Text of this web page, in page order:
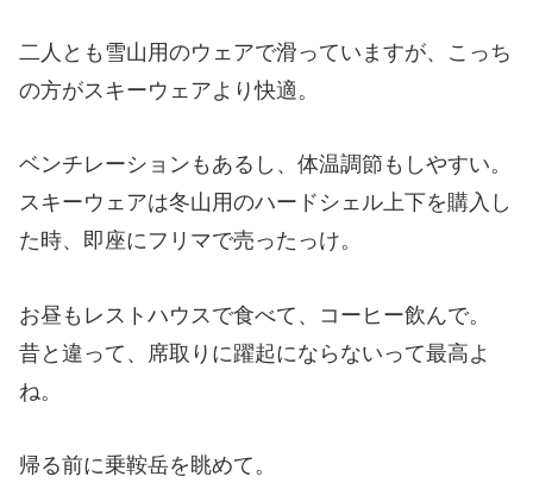
二人とも雪山用のウェアで滑っていますが、こっち
の方がスキーウェアより快適。
ベンチレーションもあるし、体温調節もしやすい。
スキーウェアは冬山用のハードシェル上下を購入し
た時、即座にフリマで売ったっけ。
お昼もレストハウスで食べて、コーヒー飲んで。
昔と違って、席取りに躍起にならないって最高よ
ね。
帰る前に乗鞍岳を眺めて。